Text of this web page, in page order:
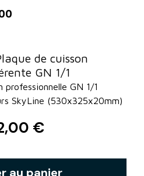
de cuisson
GN 1/1
professionnelle GN 1/1
SkyLine (530x325x20mm)
€
au panier